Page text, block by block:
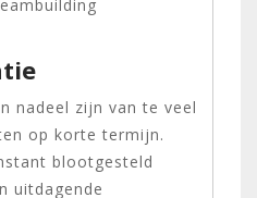
nadeel zijn van te veel
op korte termijn.
blootgesteld
uitdagende